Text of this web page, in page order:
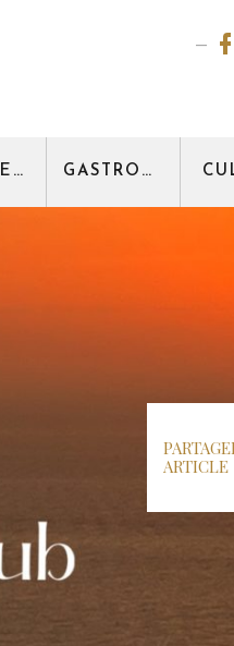
HIGH-TECH GASTRONOMIE
ARTICLE